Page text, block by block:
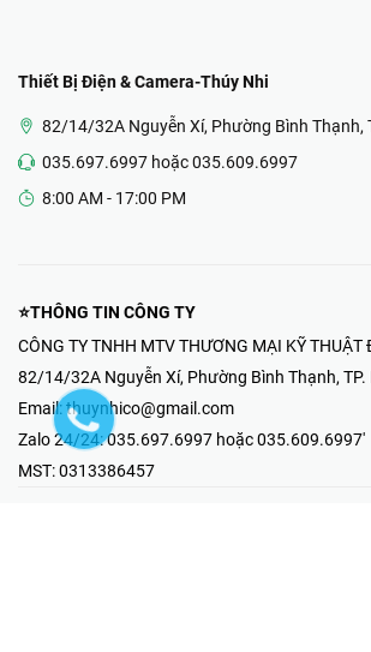
Thiết Bị Điện & Camera-Thúy Nhi
82/14/32A Nguyễn Xí, Phường Bình Thạnh,
035.697.6997 hoặc 035.609.6997
8:00 AM - 17:00 PM
⭐THÔNG TIN CÔNG TY
CÔNG TY TNHH MTV THƯƠNG MẠI KỸ THUẬT
82/14/32A Nguyễn Xí, Phường Bình Thạnh, TP.
Email: thuynhico@gmail.com
Zalo 24/24:035.697.6997 hoặc 035.609.6997'
MST:0313386457